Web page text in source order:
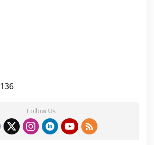
136
Follow Us